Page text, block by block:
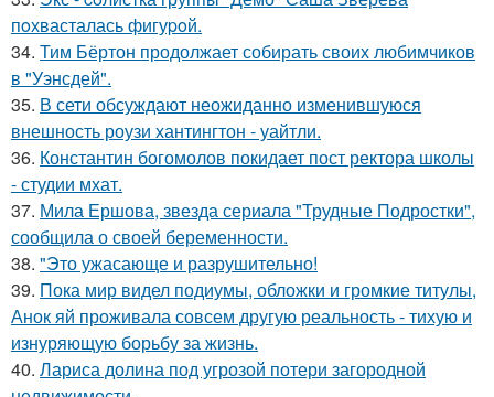
пoхвасталась фигуpoй.
34. Тим Бёртон продолжает собирать своих любимчиков
в "Уэнсдей".
35. В сети обсуждают неожиданно изменившуюся
внешность роузи хантингтон - уайтли.
36. Константин богомолов покидает пост ректора школы
- студии мхат.
37. Мила Ершова, звезда сериала "Трудные Подростки",
сообщила о своей беременности.
38. "Это ужасающе и разрушительно!
39. Пока мир видел подиумы, обложки и громкие титулы,
Анок яй проживала совсем другую реальность - тихую и
изнуряющую борьбу за жизнь.
40. Лариса долина под угрозой потери загородной